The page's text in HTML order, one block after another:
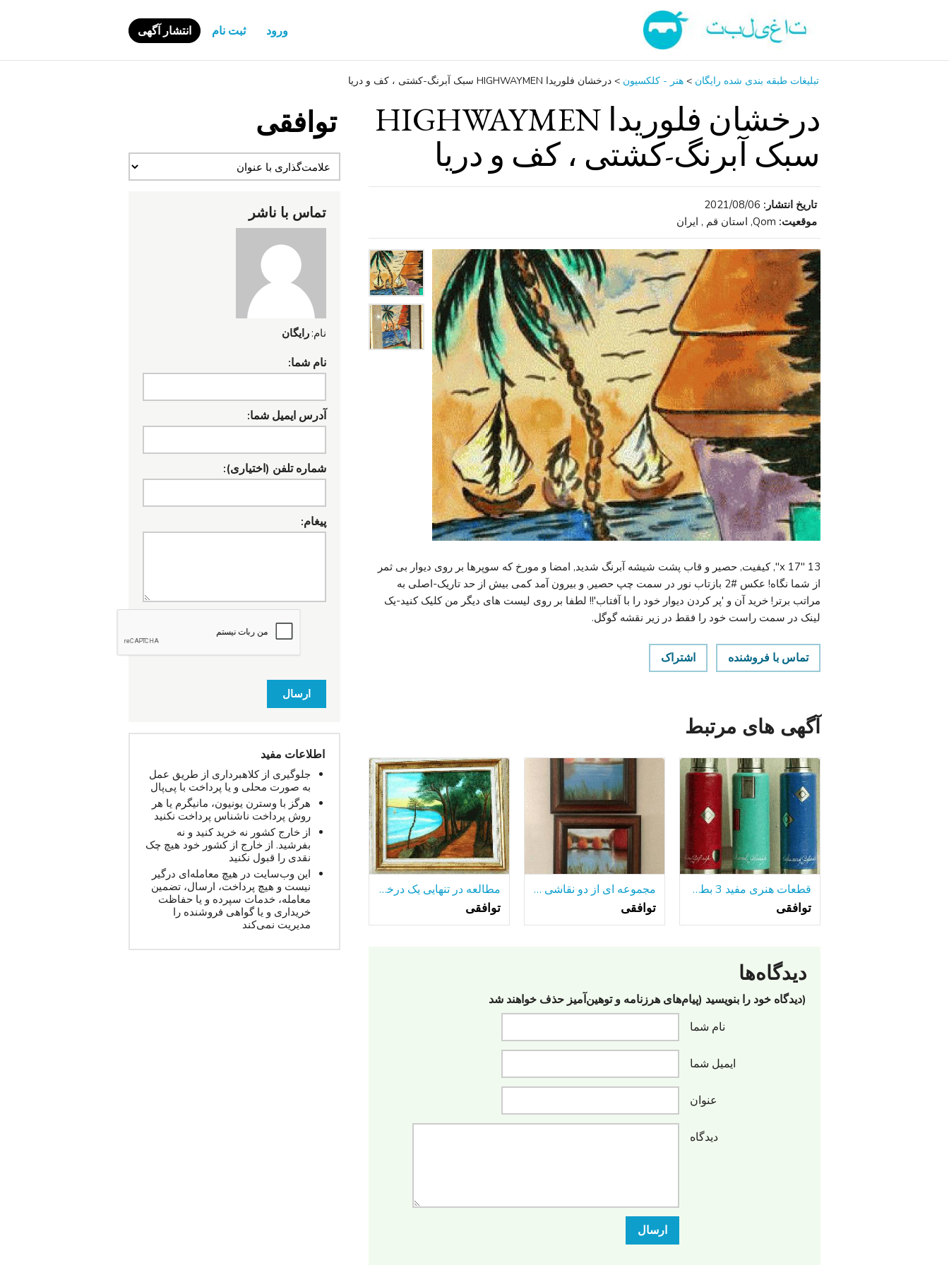
ورود ثبت نام انتشار آگهی
تبلیغات طبقه بندی شده رایگان > هنر - کلکسیون > درخشان فلوریدا HIGHWAYMEN سبک آبرنگ-کشتی ، کف و دریا
درخشان فلوریدا HIGHWAYMEN
سبک آبرنگ-کشتی ، کف و دریا
تاریخ انتشار: 2021/08/06
موقعیت: Qom, استان قم , ایران
13 "x 17", کیفیت, حصیر و قاب پشت شیشه آبرنگ شدید, امضا و مورخ که سوپرها بر روی دیوار بی ثمر
از شما نگاه! عکس #2 بازتاب نور در سمت چپ حصیر, و بیرون آمد کمی بیش از حد تاریک-اصلی به
مراتب برتر! خرید آن و 'پر کردن دیوار خود را با آفتاب'!! لطفا بر روی لیست های دیگر من کلیک کنید-یک
لینک در سمت راست خود را فقط در زیر نقشه گوگل.
تماس با فروشنده اشتراک
آگهی های مرتبط
قطعات هنری مفید 3 بطری های آلومینیومی جلا
توافقی
مجموعه ای از دو نقاشی رنگ و روغن قاب
توافقی
مطالعه در تنهایی یک درخت تنها-در میان بسیاری از دریاچه.
توافقی
دیدگاه‌ها
(دیدگاه خود را بنویسید (پیام‌های هرزنامه‌ و توهین‌آمیز حذف خواهند شد
نام شما
ایمیل شما
عنوان
دیدگاه
ارسال
توافقی
تماس با ناشر
نام: رایگان
نام شما:
آدرس ایمیل شما:
شماره تلفن (اختیاری):
پیغام:
ارسال
اطلاعات مفید
جلوگیری از کلاهبرداری از طریق عمل
به صورت محلی و یا پرداخت با پی‌پال
هرگز با وسترن یونیون، مانیگرم یا هر
روش پرداخت ناشناس پرداخت نکنید
از خارج کشور نه خرید کنید و نه
بفرشید. از خارج از کشور خود هیچ چک
نقدی را قبول نکنید
این وب‌سایت در هیچ معامله‌ای درگیر
نیست و هیچ پرداخت، ارسال، تضمین
معامله، خدمات سپرده و یا حفاظت
خریداری و یا گواهی فروشنده را
مدیریت نمی‌کند